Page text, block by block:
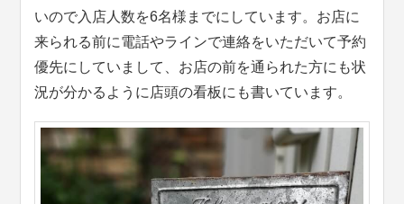
いので入店人数を6名様までにしています。お店に
来られる前に電話やラインで連絡をいただいて予約
優先にしていまして、お店の前を通られた方にも状
況が分かるように店頭の看板にも書いています。